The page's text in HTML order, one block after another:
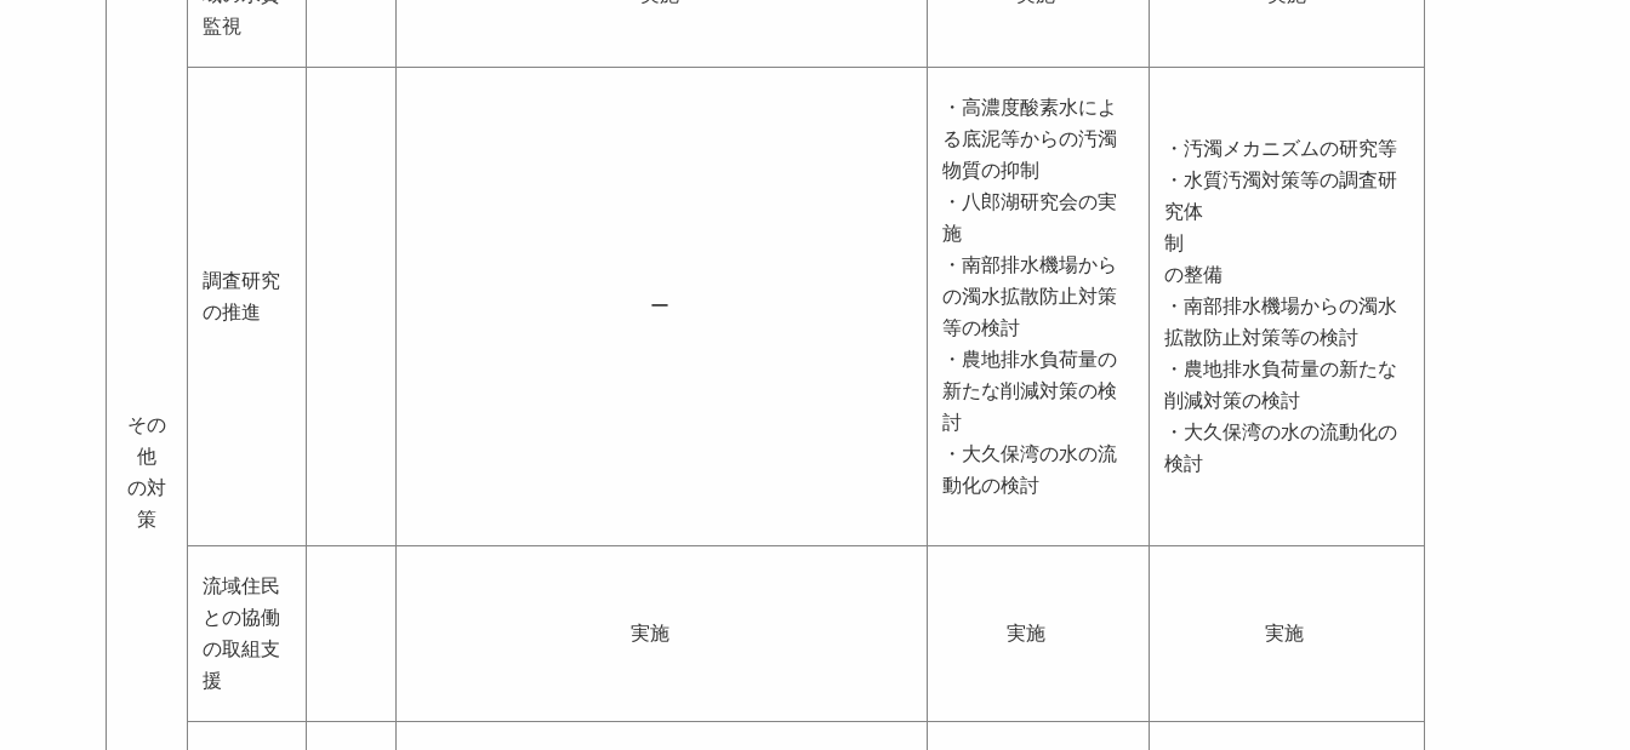
その
他
の対
策
監視
調査研究
の推進
ー
・高濃度酸素水によ
る底泥等からの汚濁
物質の抑制
・八郎湖研究会の実
施
・南部排水機場から
の濁水拡散防止対策
等の検討
・農地排水負荷量の
新たな削減対策の検
討
・大久保湾の水の流
動化の検討
・汚濁メカニズムの研究等
・水質汚濁対策等の調査研
究体
制
の整備
・南部排水機場からの濁水
拡散防止対策等の検討
・農地排水負荷量の新たな
削減対策の検討
・大久保湾の水の流動化の
検討
流域住民
との協働
の取組支
援
実施 実施 実施